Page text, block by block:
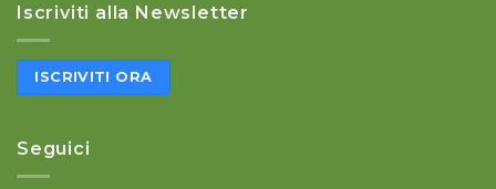
Iscriviti alla Newsletter
ISCRIVITI ORA
Seguici